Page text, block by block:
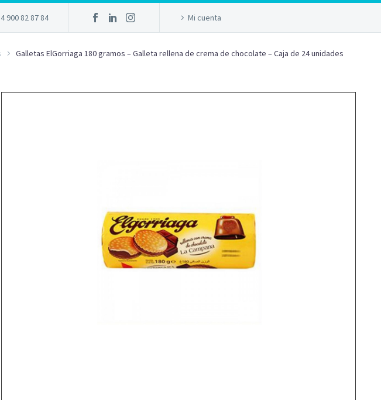
900 82 87 84 Mi cuenta
Galletas ElGorriaga 180 gramos – Galleta rellena de crema de chocolate – Caja de 24 unidades